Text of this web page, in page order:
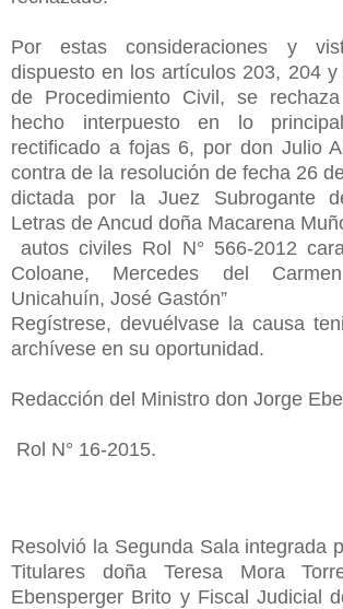
Por estas consideraciones y
dispuesto en los artículos 203, 204
de Procedimiento Civil, se
hecho interpuesto en lo
rectificado a fojas 6, por don Julio
contra de la resolución de fecha 26
dictada por la Juez Subrogante
Letras de Ancud doña Macarena
autos civiles Rol N° 566-2012
Coloane, Mercedes del
Unicahuín, José Gastón”
Regístrese, devuélvase la causa
archívese en su oportunidad.
Redacción del Ministro don Jorge
Rol N° 16-2015.
Resolvió la Segunda Sala integrada
Titulares doña Teresa Mora
Ebensperger Brito y Fiscal Judicial